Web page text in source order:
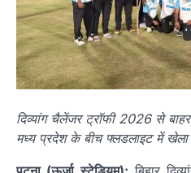
दिव्यांग चैलेंजर ट्रॉफी 2026 से
मध्य प्रदेश के बीच फ्लडलाइट में खेला